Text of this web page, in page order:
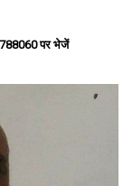
पर भेजें